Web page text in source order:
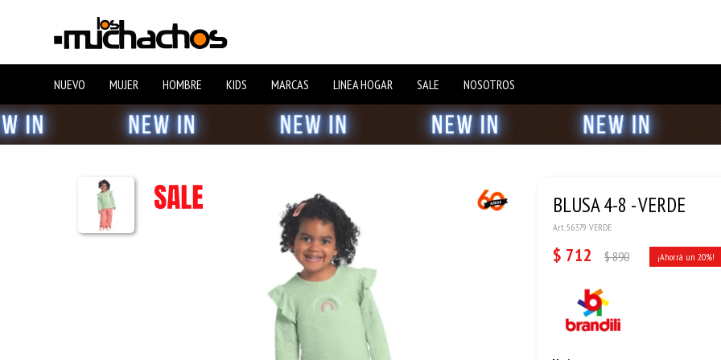
NUEVO MUJER HOMBRE KIDS MARCAS LINEA HOGAR SALE NOSOTROS
BLUSA 4-8 - VERDE
56379 VERDE
$ 712 $890 20